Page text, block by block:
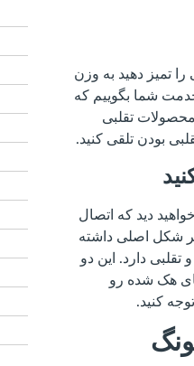
تمیز دهید به وزن
خدمت شما بگوییم که
تقلبی
بودن تلقی کنید.
دید که اتصال
شکل اصلی داشته
دارد. این دو
هک شده رو
کنید.